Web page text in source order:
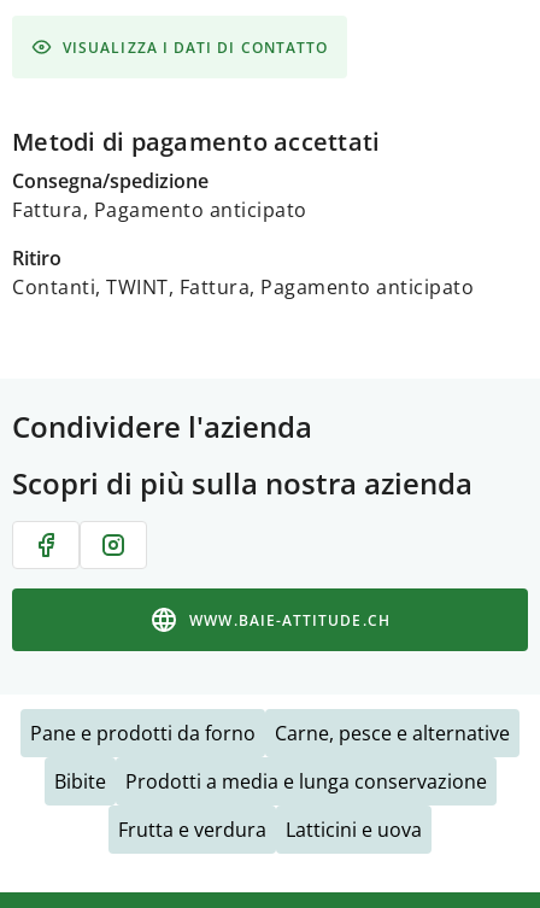
VISUALIZZA I DATI DI CONTATTO
Metodi di pagamento accettati
Consegna/spedizione
Fattura, Pagamento anticipato
Ritiro
Contanti, TWINT, Fattura, Pagamento anticipato
Condividere l'azienda
Scopri di più sulla nostra azienda
WWW.BAIE-ATTITUDE.CH
Pane e prodotti da forno
Carne, pesce e alternative
Bibite
Prodotti a media e lunga conservazione
Frutta e verdura
Latticini e uova